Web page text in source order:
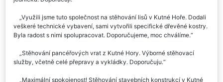
Kutné Hoře. Veškeré stěhování sami naplánovali a zorganizovali na
Využili jsme tuto společnost na stěhování lisů v Kutné Hoře. Dodali
veškeré technické vybavení, sami vytvořili specifické dřevěné kostry.
Stěhování pancéřových vrat z Kutné Hory. Výborné stěhovací